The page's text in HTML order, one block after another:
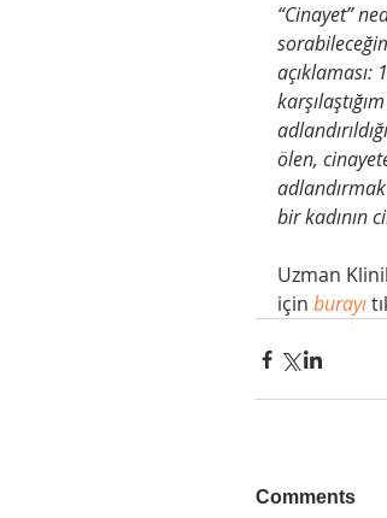
“Cinayet”
açıklaması:
ölen,
bir kadının
Uzman
için burayı
Comments